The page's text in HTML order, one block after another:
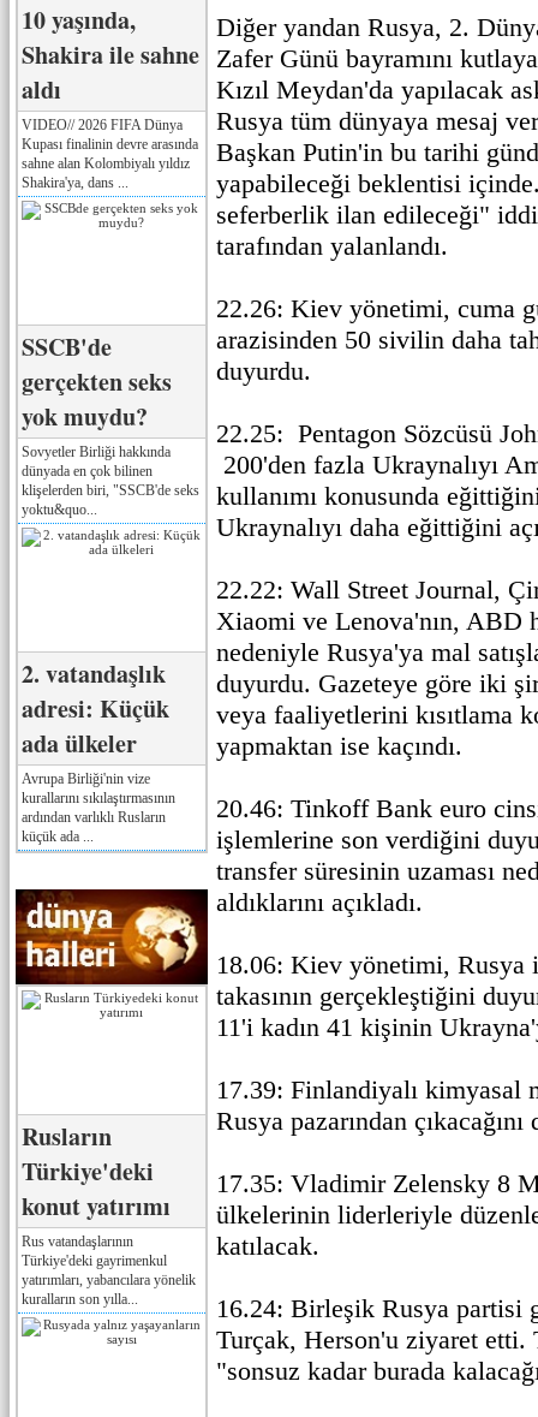
10 yaşında,
Shakira ile sahne
aldı
VIDEO// 2026 FIFA Dünya
Kupası finalinin devre arasında
sahne alan Kolombiyalı yıldız
Shakira'ya, dans ...
SSCB'de
gerçekten seks
yok muydu?
Sovyetler Birliği hakkında
dünyada en çok bilinen
klişelerden biri, "SSCB'de seks
yoktu&quo...
2. vatandaşlık
adresi: Küçük
ada ülkeler
Avrupa Birliği'nin vize
kurallarını sıkılaştırmasının
ardından varlıklı Rusların
küçük ada ...
Rusların
Türkiye'deki
konut yatırımı
Rus vatandaşlarının
Türkiye'deki gayrimenkul
yatırımları, yabancılara yönelik
kuralların son yılla...
Diğer yandan Rusya, 2. Dünya
Zafer Günü bayramını
Kızıl Meydan'da yapılacak
Rusya tüm dünyaya mesaj
Başkan Putin'in bu tarihi
yapabileceği beklentisi
seferberlik ilan edileceği"
tarafından yalanlandı.
22.26: Kiev yönetimi, cuma
arazisinden 50 sivilin daha
duyurdu.
22.25: Pentagon Sözcüsü
200'den fazla Ukraynalıyı
kullanımı konusunda
Ukraynalıyı daha eğittiğini
22.22: Wall Street Journal,
Xiaomi ve Lenova'nın, ABD
nedeniyle Rusya'ya mal
duyurdu. Gazeteye göre iki
veya faaliyetlerini kısıtlama
yapmaktan ise kaçındı.
20.46: Tinkoff Bank euro
işlemlerine son verdiğini
transfer süresinin uzaması
aldıklarını açıkladı.
18.06: Kiev yönetimi, Rusya
takasının gerçekleştiğini
11'i kadın 41 kişinin
17.39: Finlandiyalı kimyasal
Rusya pazarından
17.35: Vladimir Zelensky 8
ülkelerinin liderleriyle
katılacak.
16.24: Birleşik Rusya partisi
Turçak, Herson'u ziyaret etti.
"sonsuz kadar burada